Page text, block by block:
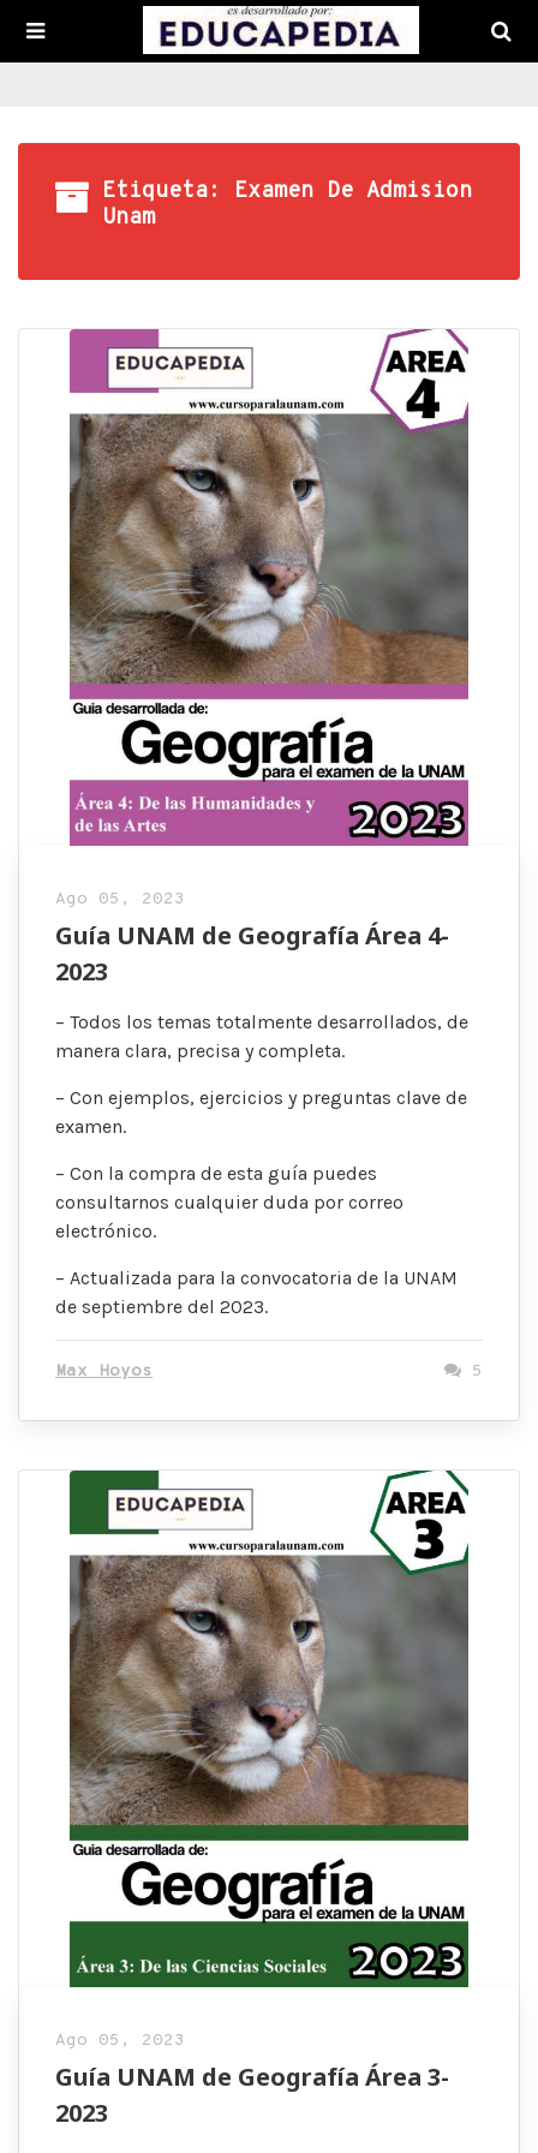
Etiqueta: Examen De Admision
Unam
Ago 05, 2023
Guía UNAM de Geografía Área 4-
2023
– Todos los temas totalmente desarrollados, de
manera clara, precisa y completa.
– Con ejemplos, ejercicios y preguntas clave de
examen.
– Con la compra de esta guía puedes
consultarnos cualquier duda por correo
electrónico.
– Actualizada para la convocatoria de la UNAM
de septiembre del 2023.
Max Hoyos 5
Ago 05, 2023
Guía UNAM de Geografía Área 3-
2023